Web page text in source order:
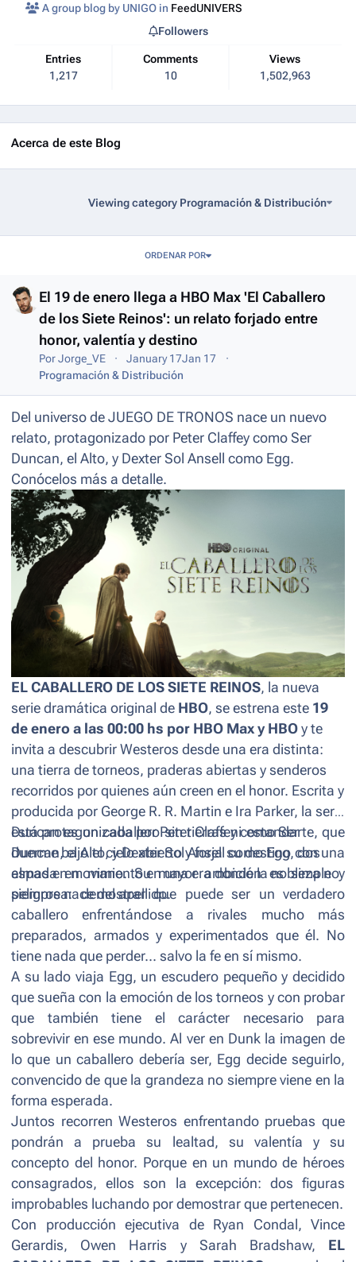
A group blog by UNIGO in FeedUNIVERS
Entries
1,217
Comments
10
Views
1,502,963
Followers
Acerca de este Blog
Viewing category Programación & Distribución
ORDENAR POR
El 19 de enero llega a HBO Max 'El Caballero
de los Siete Reinos': un relato forjado entre
honor, valentía y destino
PorJorge_VE January 17Jan 17
Programación & Distribución
Del universo de JUEGO DE TRONOS nace un nuevo
relato, protagonizado por Peter Claffey como Ser
Duncan, el Alto, y Dexter Sol Ansell como Egg.
Conócelos más a detalle.
EL CABALLERO DE LOS SIETE REINOS, la nueva
serie dramática original de HBO, se estrena este 19
de enero a las 00:00 hs por HBO Max y HBO y te
invita a descubrir Westeros desde una era distinta:
una tierra de torneos, praderas abiertas y senderos
recorridos por quienes aún creen en el honor. Escrita y
producida por George R. R. Martin e Ira Parker, la serie
está protagonizada por Peter Claffey como Ser
Duncan, el Alto, y Dexter Sol Ansell como Egg, dos
almas en movimiento en una era donde la nobleza no
siempre nace del apellido.
Duncan es un caballero sin tierras ni estandarte, que
duerme bajo el cielo abierto y forja su destino con una
espada en mano. Su mayor ambición es simple y
peligrosa: demostrar que puede ser un verdadero
caballero enfrentándose a rivales mucho más
preparados, armados y experimentados que él. No
tiene nada que perder... salvo la fe en sí mismo.
A su lado viaja Egg, un escudero pequeño y decidido
que sueña con la emoción de los torneos y con probar
que también tiene el carácter necesario para
sobrevivir en ese mundo. Al ver en Dunk la imagen de
lo que un caballero debería ser, Egg decide seguirlo,
convencido de que la grandeza no siempre viene en la
forma esperada.
Juntos recorren Westeros enfrentando pruebas que
pondrán a prueba su lealtad, su valentía y su
concepto del honor. Porque en un mundo de héroes
consagrados, ellos son la excepción: dos figuras
improbables luchando por demostrar que pertenecen.
Con producción ejecutiva de Ryan Condal, Vince
Gerardis, Owen Harris y Sarah Bradshaw, EL